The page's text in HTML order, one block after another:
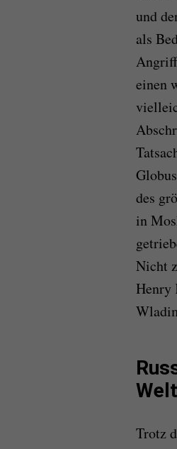
und
als
einen
des
in
Nicht
Henry
Trotz